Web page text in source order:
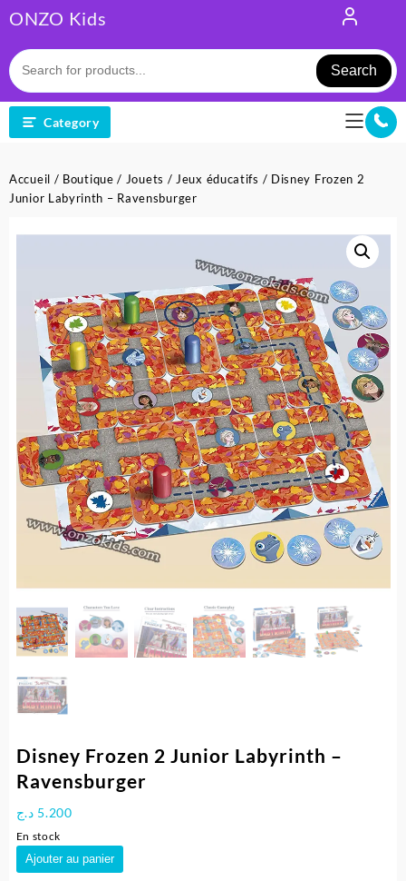
to
content
ONZO Kids
Search
Category
Accueil / Boutique / Jouets / Jeux éducatifs / Disney Frozen 2
Junior Labyrinth – Ravensburger
Disney Frozen 2 Junior Labyrinth –
Ravensburger
5.200 د.ج
En stock
quantité
de
Ajouter au panier